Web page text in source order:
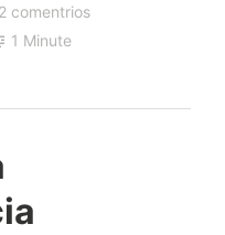
2 comentrios
1 Minute